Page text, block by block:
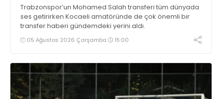
Trabzonspor’un Mohamed Salah transferi tüm dünyada
ses getirirken Kocaeli amatöründe de çok önemli bir
transfer haberi gündemdeki yerini aldı.
05 Ağustos 2026 Çarşamba 15:00